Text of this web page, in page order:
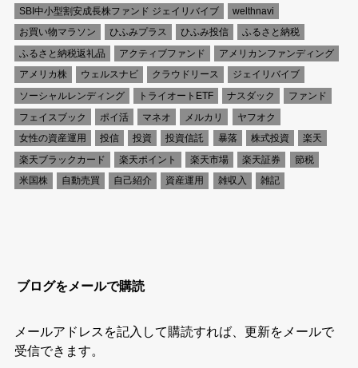
SBI中小型割安成長株ファンド ジェイリバイブ
welthnavi
お買い物マラソン
ひふみプラス ひふみ投信
ふるさと納税
ふるさと納税返礼品
アクティブファンド
アメリカンファンディング
アメリカ株
ウェルスナビ クラウドリース
ジェイリバイブ
ソーシャルレンディング
トライオートETF ナスダック
ファンド
フェイスブック
ポイ活 マネオ メルカリ
ヤフオク
女性の資産運用
投信 投資 投資信託 暴落 株式投資
楽天
楽天ブラックカード
楽天ポイント 楽天市場 楽天証券
節税
米国株
自動売買 自己紹介 資産運用 雑収入 雑記
ブログをメールで購読
メールアドレスを記入して購読すれば、更新をメールで
受信できます。